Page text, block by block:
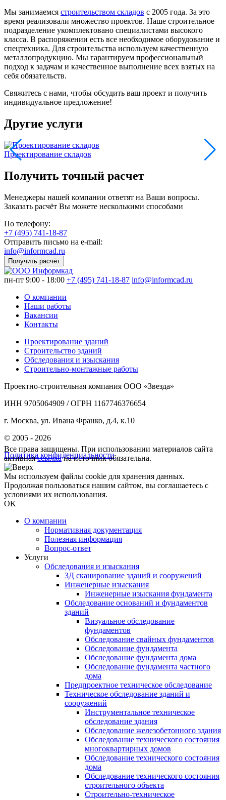
Мы занимаемся строительством складов с 2005 года. За это
время реализовали множество проектов. Наше строительное
подразделение укомплектовано специалистами высокого
класса. В распоряжении есть все необходимое оборудование и
спецтехника. Для строительства используем качественную
металлопродукцию. Мы гарантируем профессиональный
подход к задачам и качественное выполнение всех взятых на
себя обязательств.
Свяжитесь с нами, чтобы обсудить ваш проект и получить
индивидуальное предложение!
Другие услуги
Проектирование складов
Получить точный расчет
Менеджеры нашей компании ответят на Ваши вопросы.
Заказать расчёт Вы можете несколькими способами
По телефону:
+7 (495) 741-18-87
Отправить письмо на e-mail:
info@informcad.ru
Получить расчёт
пн-пт 9:00 - 18:00 +7 (495) 741-18-87 info@informcad.ru
О компании
Наши работы
Вакансии
Контакты
Проектирование зданий
Строительство зданий
Обследования и изыскания
Строительно-монтажные работы
Проектно-строительная компания ООО «Звезда»
ИНН 9705064909 / ОГРН 1167746376654
г. Москва, ул. Ивана Франко, д.4, к.10
© 2005 - 2026
Политика конфиденциальности
Все права защищены. При использовании материалов сайта
активнаяссылкана источник обязательна.
Мы используем файлы cookie для хранения данных.
Продолжая пользоваться нашим сайтом, вы соглашаетесь с
условиями их использования.
OK
О компании
Нормативная документация
Полезная информация
Вопрос-ответ
Услуги
Обследования и изыскания
3Д сканирование зданий и сооружений
Инженерные изыскания
Инженерные изыскания фундамента
Обследование оснований и фундаментов
зданий
Визуальное обследование
фундаментов
Обследование свайных фундаментов
Обследование фундамента
Обследование фундамента дома
Обследование фундамента частного
дома
Предпроектное техническое обследование
Техническое обследование зданий и
сооружений
Инструментальное техническое
обследование здания
Обследование железобетонного здания
Обследование технического состояния
многоквартирных домов
Обследование технического состояния
дома
Обследование технического состояния
строительного объекта
Строительно-техническое